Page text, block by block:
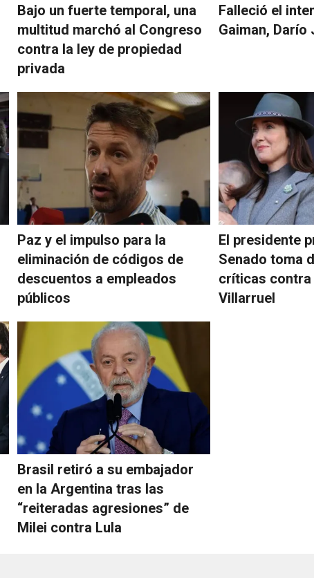
Bajo un fuerte temporal, una
multitud marchó al Congreso
contra la ley de propiedad
privada
Falleció el
Gaiman, Darío
Paz y el impulso para la
eliminación de códigos de
descuentos a empleados
públicos
El presidente
Senado toma
críticas
Villarruel
Brasil retiró a su embajador
en la Argentina tras las
“reiteradas agresiones” de
Milei contra Lula